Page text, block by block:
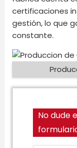
certificaciones
gestión, lo que
constante.
No dude